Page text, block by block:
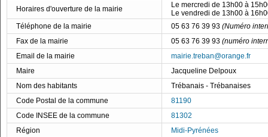
Horaires d'ouverture de la mairie
Le mercredi de 13h00 à
Le vendredi de 13h00 à
Téléphone de la mairie
05 63 76 39 93 (Numéro
Fax de la mairie
05 63 76 39 93 (numéro
Email de la mairie
mairie.treban@orange.fr
Maire
Jacqueline Delpoux
Nom des habitants
Trébanais - Trébanaises
Code Postal de la commune
81190
Code INSEE de la commune
81302
Région
Midi-Pyrénées